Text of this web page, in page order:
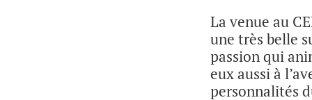
La venue au
une très belle
passion qui
eux aussi à
personnalités